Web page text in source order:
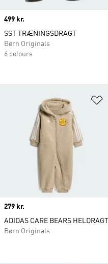
Price
279 kr.
ADIDAS CARE BEARS HELDRAGT
Børn Originals
Price
499 kr.
SST TRÆNINGSDRAGT
Børn Originals
6 colours